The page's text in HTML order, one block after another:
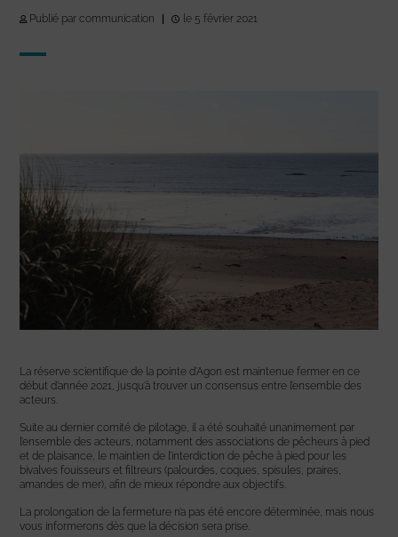
Publié par communication le 5 février 2021
La réserve scientifique de la pointe d’Agon est maintenue fermer en ce
début d’année 2021, jusqu’à trouver un consensus entre l’ensemble des
acteurs.
Suite au dernier comité de pilotage, il a été souhaité unanimement par
l’ensemble des acteurs, notamment des associations de pêcheurs à pied
et de plaisance, le maintien de l’interdiction de pêche à pied pour les
bivalves fouisseurs et filtreurs (palourdes, coques, spisules, praires,
amandes de mer), afin de mieux répondre aux objectifs.
La prolongation de la fermeture n’a pas été encore déterminée, mais nous
vous informerons dès que la décision sera prise.